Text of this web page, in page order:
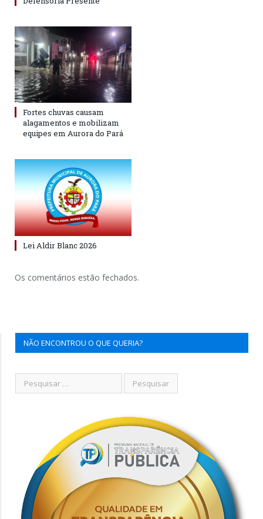
Fortes chuvas causam
alagamentos e mobilizam
equipes em Aurora do Pará
Lei Aldir Blanc 2026
Os comentários estão fechados.
NÃO ENCONTROU O QUE QUERIA?